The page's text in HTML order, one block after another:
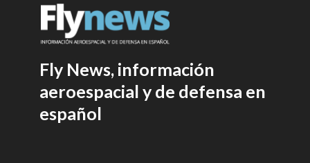
Fly News, información
aeroespacial y de defensa en
español